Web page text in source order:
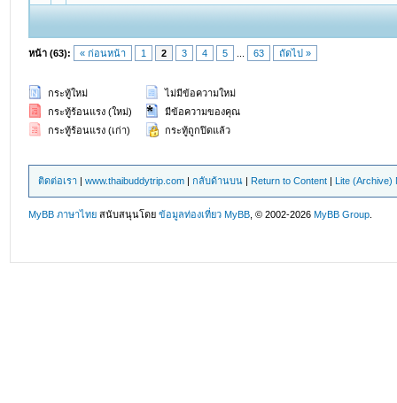
หน้า (63): « ก่อนหน้า 1 2 3 4 5 63 ถัดไป »
กระทู้ใหม่
กระทู้ร้อนแรง (ใหม่)
กระทู้ร้อนแรง (เก่า)
ไม่มีข้อความใหม่
มีข้อความของคุณ
กระทู้ถูกปิดแล้ว
ติดต่อเรา |www.thaibuddytrip.com |กลับด้านบน | Return to Content | Lite (Archive)
MyBB ภาษาไทย สนับสนุนโดยข้อมูลท่องเที่ยว MyBB , © 2002-2026MyBB Group